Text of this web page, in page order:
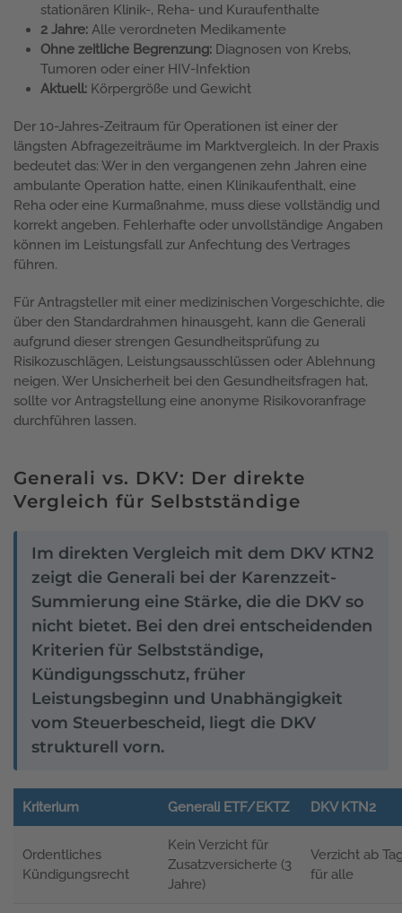
stationären Klinik-, Reha- und Kuraufenthalte
2 Jahre: Alle verordneten Medikamente
Ohne zeitliche Begrenzung: Diagnosen von Krebs,
Tumoren oder einer HIV-Infektion
Aktuell: Körpergröße und Gewicht
Der 10-Jahres-Zeitraum für Operationen ist einer der
längsten Abfragezeiträume im Marktvergleich. In der Praxis
bedeutet das: Wer in den vergangenen zehn Jahren eine
ambulante Operation hatte, einen Klinikaufenthalt, eine
Reha oder eine Kurmaßnahme, muss diese vollständig und
korrekt angeben. Fehlerhafte oder unvollständige Angaben
können im Leistungsfall zur Anfechtung des Vertrages
führen.
Für Antragsteller mit einer medizinischen Vorgeschichte, die
über den Standardrahmen hinausgeht, kann die Generali
aufgrund dieser strengen Gesundheitsprüfung zu
Risikozuschlägen, Leistungsausschlüssen oder Ablehnung
neigen. Wer Unsicherheit bei den Gesundheitsfragen hat,
sollte vor Antragstellung eine anonyme Risikovoranfrage
durchführen lassen.
Generali vs. DKV: Der direkte
Vergleich für Selbstständige
Im direkten Vergleich mit dem DKV KTN2
zeigt die Generali bei der Karenzzeit-
Summierung eine Stärke, die die DKV so
nicht bietet. Bei den drei entscheidenden
Kriterien für Selbstständige,
Kündigungsschutz, früher
Leistungsbeginn und Unabhängigkeit
vom Steuerbescheid, liegt die DKV
strukturell vorn.
Kriterium Generali ETF/EKTZ DKV KTN2
Ordentliches
Kündigungsrecht
Kein Verzicht für
Zusatzversicherte (3
Jahre)
Verzicht ab
für alle